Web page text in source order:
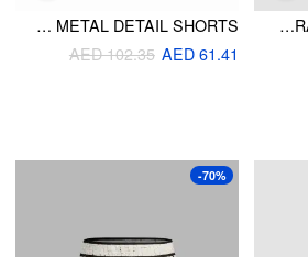
JACQUARD MID RISE FLORAL ZIPPER MINI SKIRT
WOOL-LOOK MID RISE HOUNDSTOOTH METAL DETAIL SHORTS
AED 61.41
AED 102.35
-70%